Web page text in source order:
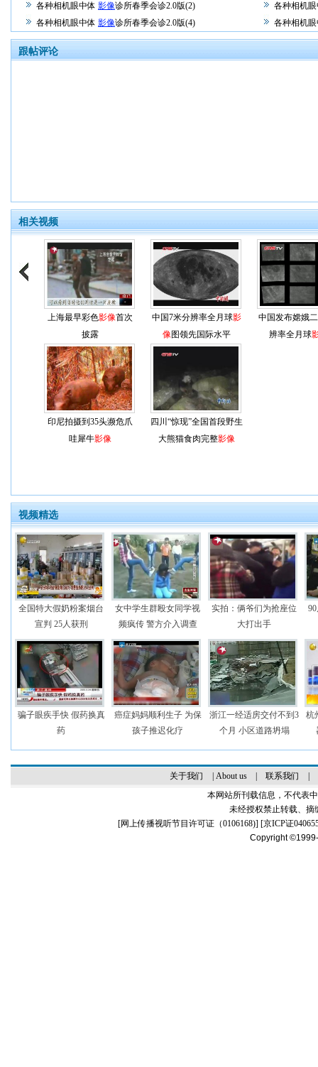
各种相机眼中体 影像诊所春季会诊2.0版(2)
各种相机
各种相机眼中体 影像诊所春季会诊2.0版(4) 各种相机
跟帖评论
相关视频
上海最早彩色影像首次
披露
中国7米分辨率全月球影
像图领先国际水平
中国发布嫦娥
辨率全月球
印尼拍摄到35头濒危爪
哇犀牛影像
四川“惊现”全国首段野生
大熊猫食肉完整影像
视频精选
全国特大假奶粉案烟台
宣判 25人获刑
女中学生群殴女同学视
频疯传 警方介入调查
实拍：俩爷们为抢座位
大打出手
骗子眼疾手快 假药换真
药
癌症妈妈顺利生子 为保
孩子推迟化疗
浙江一经适房交付不到3
个月 小区道路坍塌
杭
关于我们 About us| 联系我们
本网站所刊载信息，不代表
未经授权禁止转载、摘
[网上传播视听节目许可证（0106168)] [京ICP证
Copyright